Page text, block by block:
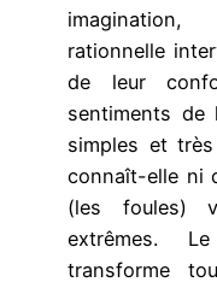
rationnelle
de leur
sentiments
simples et
connaît-elle ni
(les foules)
extrêmes.
transforme